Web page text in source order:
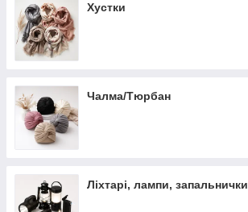
Хустки
Чалма/Тюрбан
Ліхтарі, лампи, запальнички